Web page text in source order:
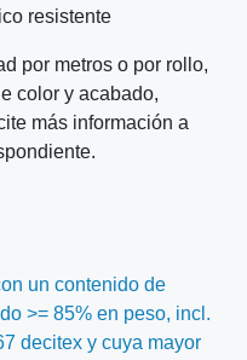
resistente
por metros o por rollo,
color y acabado,
más información a
un contenido de
>= 85% en peso, incl.
decitex y cuya mayor